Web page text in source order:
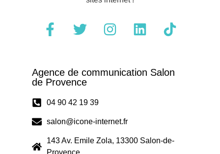
Agence de communication Salon
de Provence
04 90 42 19 39
salon@icone-internet.fr
143 Av. Emile Zola, 13300 Salon-de-
Provence